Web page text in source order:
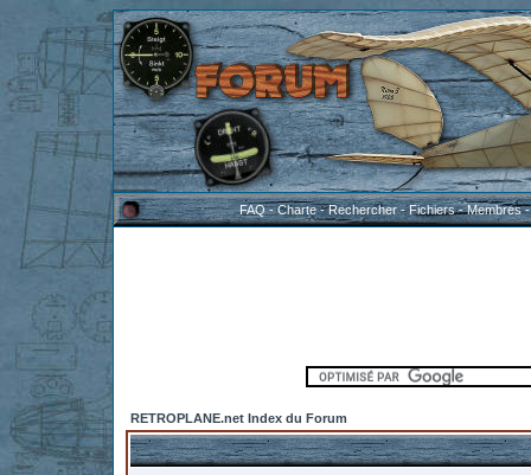
FAQ-Charte-Rechercher-Fichiers-Membres
RETROPLANE.net Index du Forum